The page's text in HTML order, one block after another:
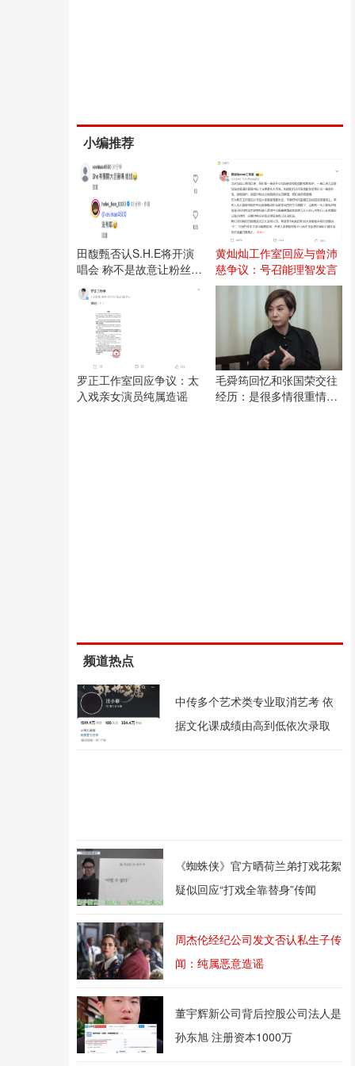
小编推荐
田馥甄否认S.H.E将开演
唱会 称不是故意让粉丝失
望
黄灿灿工作室回应与曾沛
慈争议：号召能理智发言
罗正工作室回应争议：太
入戏亲女演员纯属造谣
毛舜筠回忆和张国荣交往
经历：是很多情很重情的
频道热点
中传多个艺术类专业取消艺考 依
据文化课成绩由高到低依次录取
《蜘蛛侠》官方晒荷兰弟打戏花絮
疑似回应“打戏全靠替身”传闻
周杰伦经纪公司发文否认私生子传
闻：纯属恶意造谣
董宇辉新公司背后控股公司法人是
孙东旭 注册资本1000万